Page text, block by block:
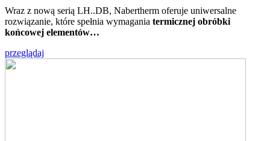
Wraz z nową serią LH..DB, Nabertherm oferuje uniwersalne
rozwiązanie, które spełnia wymagania termicznej obróbki
końcowej elementów…
przeglądaj